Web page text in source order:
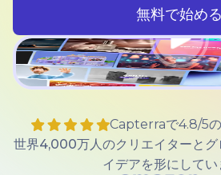
無料で始める
Capterraで4.8/5
世界4,000万人のクリエイターとグ
イデアを形にしてい